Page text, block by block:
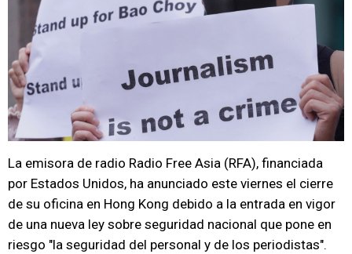
La emisora de radio Radio Free Asia (RFA), financiada
por Estados Unidos, ha anunciado este viernes el cierre
de su oficina en Hong Kong debido a la entrada en vigor
de una nueva ley sobre seguridad nacional que pone en
riesgo "la seguridad del personal y de los periodistas".